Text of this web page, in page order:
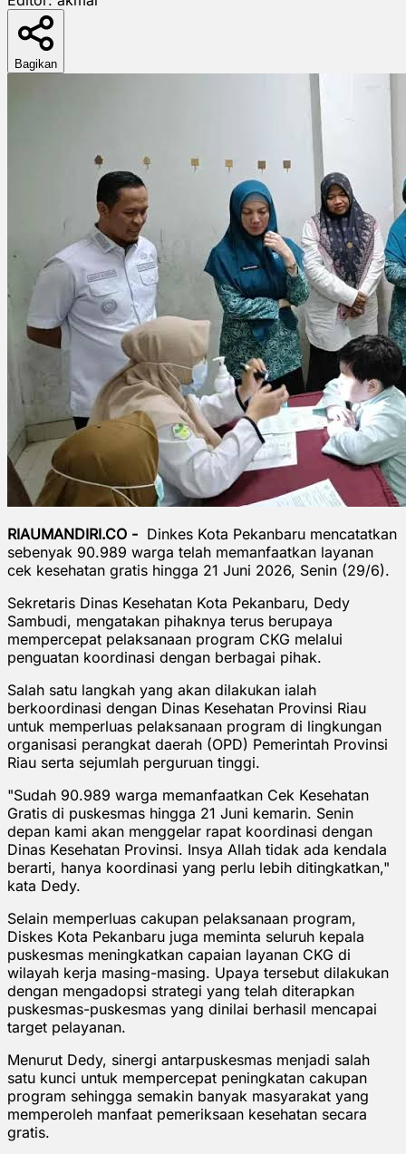
Bagikan
RIAUMANDIRI.CO - Dinkes Kota Pekanbaru mencatatkan
sebenyak 90.989 warga telah memanfaatkan layanan
cek kesehatan gratis hingga 21 Juni 2026, Senin (29/6).
Sekretaris Dinas Kesehatan Kota Pekanbaru, Dedy
Sambudi, mengatakan pihaknya terus berupaya
mempercepat pelaksanaan program CKG melalui
penguatan koordinasi dengan berbagai pihak.
Salah satu langkah yang akan dilakukan ialah
berkoordinasi dengan Dinas Kesehatan Provinsi Riau
untuk memperluas pelaksanaan program di lingkungan
organisasi perangkat daerah (OPD) Pemerintah Provinsi
Riau serta sejumlah perguruan tinggi.
"Sudah 90.989 warga memanfaatkan Cek Kesehatan
Gratis di puskesmas hingga 21 Juni kemarin. Senin
depan kami akan menggelar rapat koordinasi dengan
Dinas Kesehatan Provinsi. Insya Allah tidak ada kendala
berarti, hanya koordinasi yang perlu lebih ditingkatkan,"
kata Dedy.
Selain memperluas cakupan pelaksanaan program,
Diskes Kota Pekanbaru juga meminta seluruh kepala
puskesmas meningkatkan capaian layanan CKG di
wilayah kerja masing-masing. Upaya tersebut dilakukan
dengan mengadopsi strategi yang telah diterapkan
puskesmas-puskesmas yang dinilai berhasil mencapai
target pelayanan.
Menurut Dedy, sinergi antarpuskesmas menjadi salah
satu kunci untuk mempercepat peningkatan cakupan
program sehingga semakin banyak masyarakat yang
memperoleh manfaat pemeriksaan kesehatan secara
gratis.